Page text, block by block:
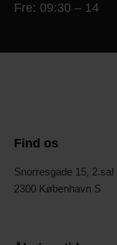
Fre: 09:30 – 14
Find os
Snorresgade 15, 2.sal
2300 København S